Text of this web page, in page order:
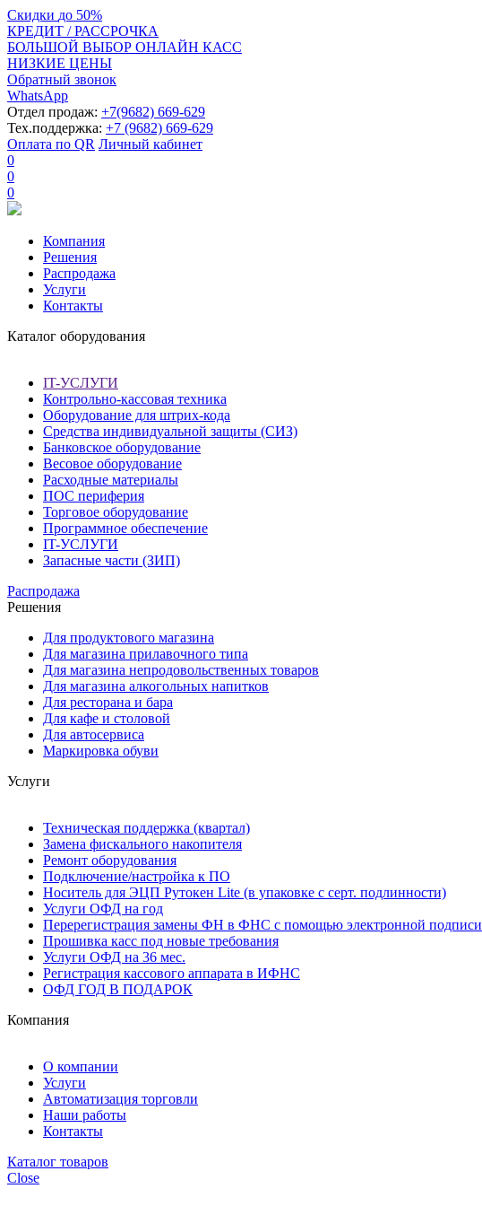
Скидки до 50%
КРЕДИТ / РАССРОЧКА
БОЛЬШОЙ ВЫБОР ОНЛАЙН КАСС
НИЗКИЕ ЦЕНЫ
Обратный звонок
WhatsApp
Отдел продаж: +7(9682) 669-629
Тех.поддержка: +7 (9682) 669-629
Оплата по QR Личный кабинет
0
0
0
Компания
Решения
Распродажа
Услуги
Контакты
Каталог оборудования
IT-УСЛУГИ
Контрольно-кассовая техника
Оборудование для штрих-кода
Средства индивидуальной защиты (СИЗ)
Банковское оборудование
Весовое оборудование
Расходные материалы
ПОС периферия
Торговое оборудование
Программное обеспечение
IT-УСЛУГИ
Запасные части (ЗИП)
Распродажа
Решения
Для продуктового магазина
Для магазина прилавочного типа
Для магазина непродовольственных товаров
Для магазина алкогольных напитков
Для ресторана и бара
Для кафе и столовой
Для автосервиса
Маркировка обуви
Услуги
Техническая поддержка (квартал)
Замена фискального накопителя
Ремонт оборудования
Подключение/настройка к ПО
Носитель для ЭЦП Рутокен Lite (в упаковке с серт. подлинности)
Услуги ОФД на год
Перерегистрация замены ФН в ФНС с помощью электронной подписи
Прошивка касс под новые требования
Услуги ОФД на 36 мес.
Регистрация кассового аппарата в ИФНС
ОФД ГОД В ПОДАРОК
Компания
О компании
Услуги
Автоматизация торговли
Наши работы
Контакты
Каталог товаров
Close